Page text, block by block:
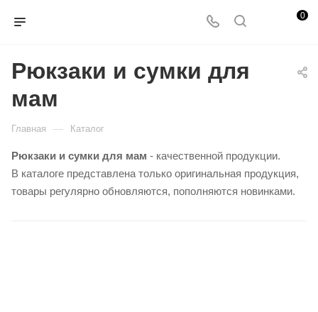
0
Рюкзаки и сумки для
мам
Главная — Каталог
Рюкзаки и сумки для мам - качественной продукции.
В каталоге представлена только оригинальная продукция,
товары регулярно обновляются, пополняются новинками.